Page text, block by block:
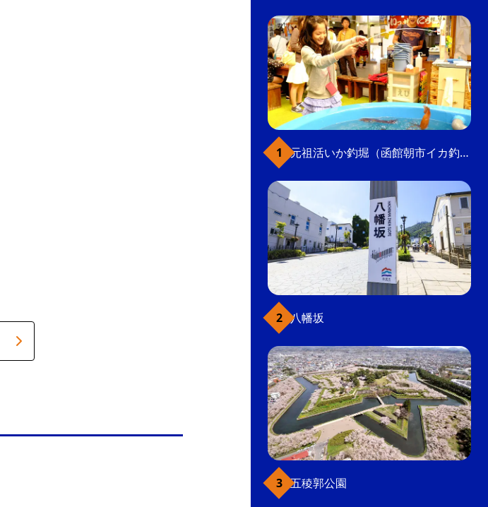
元祖活いか釣堀（函館朝市イカ釣り体験）
八幡坂
五稜郭公園